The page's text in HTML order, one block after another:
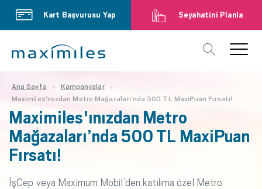
Kart Başvurusu Yap Seyahatini Planla
Ana Sayfa
Kampanyalar
Maximiles'ınızdan Metro Mağazaları’nda 500 TL MaxiPuan Fırsatı!
Maximiles'ınızdan Metro
Mağazaları’nda 500 TL MaxiPuan
Fırsatı!
İşCep veya Maximum Mobil’den katılıma özel Metro